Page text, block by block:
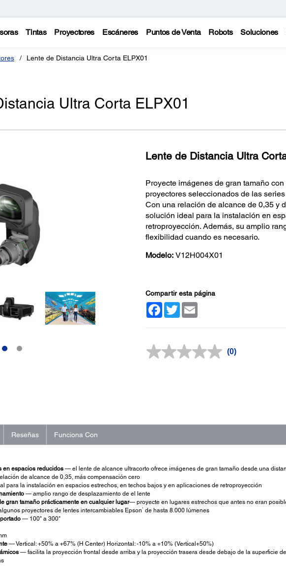
Tintas Proyectores Escáneres Puntos de Venta Robots Soluciones
Lente de Distancia Ultra Corta ELPX01
Ultra Corta ELPX01
Lente de Distancia Ultra
Proyecte imágenes de gran tamaño
proyectores seleccionados de las
Con una relación de alcance de 0,35 y
solución ideal para la instalación en
retroproyección. Además, su amplio
flexibilidad cuando es necesario.
Modelo: V12H004X01
Compartir esta página
Facebook
TwitterEmail
Sin
(0)
Reseñas Funciona Con
en espacios reducidos — el lente de alcance ultracorto ofrece imágenes de gran tamaño desde una
de alcance de 0,35, más compensación cero
para la instalación en espacios estrechos, en techos bajos y en aplicaciones de retroproyección
— amplio rango de desplazamiento de el lente
gran tamaño prácticamente en cualquier lugar— proyecte en lugares estrechos que antes no eran
proyectores de lentes intercambiables Epson 1
de hasta 8.000 lúmenes
— 100" a 300"
— Vertical: +50% a +67% (H Center) Horizontal: -10% a +10% (Vertical+50%)
— facilita la proyección frontal desde arriba y la proyección trasera desde debajo de la superficie